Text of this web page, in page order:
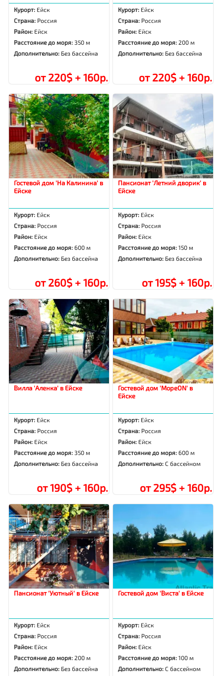
Курорт: Ейск
Страна: Россия
Район: Ейск
Расстояние до моря: 350 м
Дополнительно: Без бассейна
от 220$ + 160р.
Курорт: Ейск
Страна: Россия
Район: Ейск
Расстояние до моря:200 м
Дополнительно: Без бассейна
от 220$ + 160р.
Гостевой дом 'На Калинина' в
Ейске
Курорт: Ейск
Страна: Россия
Район: Ейск
Расстояние до моря:600 м
Дополнительно: Без бассейна
от 260$ + 160р.
Пансионат 'Летний дворик' в
Ейске
Курорт: Ейск
Страна: Россия
Район: Ейск
Расстояние до моря:150 м
Дополнительно: Без бассейна
от 195$ + 160р.
Вилла 'Аленка' в Ейске
Курорт: Ейск
Страна: Россия
Район: Ейск
Расстояние до моря: 350 м
Дополнительно: Без бассейна
от 190$ + 160р.
Гостевой дом 'МореON' в
Ейске
Курорт: Ейск
Страна: Россия
Район: Ейск
Расстояние до моря:600 м
Дополнительно:С бассейном
от 295$ + 160р.
Пансионат 'Уютный' в Ейске
Курорт: Ейск
Страна: Россия
Район: Ейск
Расстояние до моря:200 м
Дополнительно: Без бассейна
Гостевой дом 'Виста' в Ейске
Курорт: Ейск
Страна: Россия
Район: Ейск
Расстояние до моря:100 м
Дополнительно:С бассейном